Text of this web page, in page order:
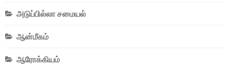
அடுப்பில்லா சமையல்
ஆன்மீகம்
ஆரோக்கியம்